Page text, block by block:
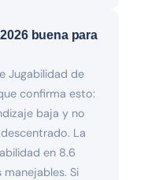
buena para
Jugabilidad de
confirma esto:
baja y no
La
en 8.6
Si